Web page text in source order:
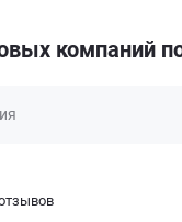
компаний